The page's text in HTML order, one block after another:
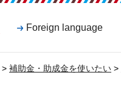
Foreign language
> 補助金・助成金を使いたい >